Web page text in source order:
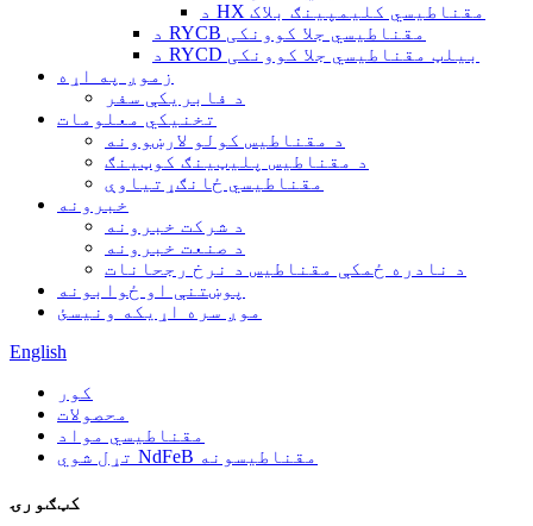
د HX مقناطیسي کلیمپینګ بلاک
د RYCB مقناطیسي جلا کوونکی
د RYCD بیلټ مقناطیسي جلا کوونکی
زموږ په اړه
د فابریکې سفر
تخنیکي معلومات
د مقناطیس کولو لارښوونه
د مقناطیس پلیټینګ کوټینګ
مقناطیسي ځانګړتیاوې
خبرونه
د شرکت خبرونه
د صنعت خبرونه
د نادره ځمکې مقناطیس د نرخ رجحانات
پوښتنې او ځوابونه
موږ سره اړیکه ونیسئ
English
کور
محصولات
مقناطیسي مواد
تړل شوي NdFeB مقناطیسونه
کټګورۍ